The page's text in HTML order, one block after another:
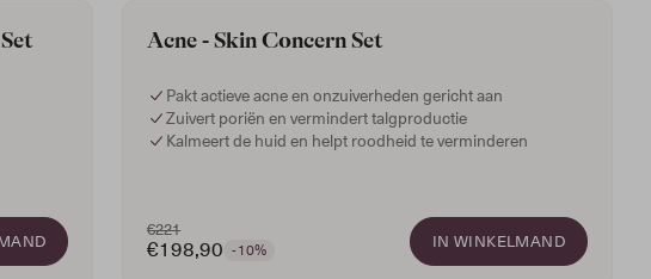
Droge Huid
Acne - Skin Concern Set
Pakt actieve acne en onzuiverheden gericht aan
Zuivert poriën en vermindert talgproductie
Kalmeert de huid en helpt roodheid te verminderen
€221
€198,90 -10% IN WINKELMAND